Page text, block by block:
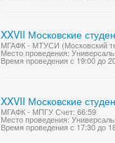
XXVII Московские
МГАФК - МТУСИ (Московский
Место проведения:
Время проведения с 19:00 до
XXVII Московские
МГАФК - МПГУ Счет: 66:59
Место проведения:
Время проведения с 17:30 до